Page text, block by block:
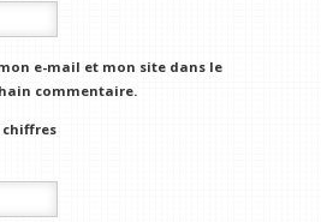
e-mail et mon site dans le
commentaire.
chiffres